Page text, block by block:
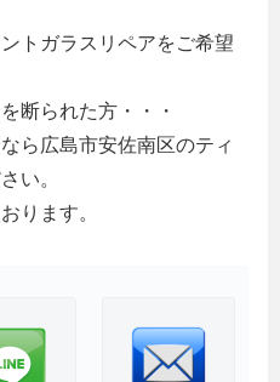
トガラスリペアをご希望
断られた方・・・
ら広島市安佐南区のティ
い。
ります。